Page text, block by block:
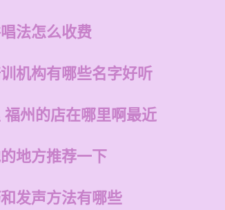
法怎么收费
机构有哪些名字好听
福州的店在哪里啊最近
地方推荐一下
发声方法有哪些